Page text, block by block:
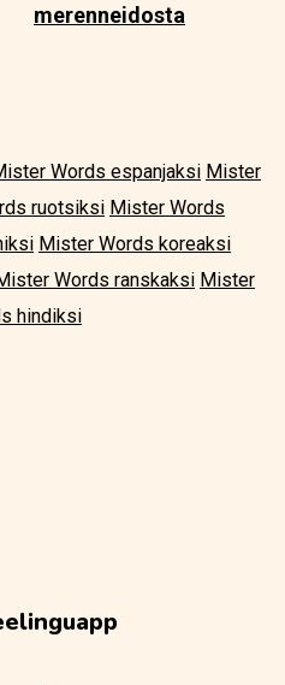
merenneidosta
Words espanjaksi Mister
ruotsiksi Mister Words
Mister Words koreaksi
Words ranskaksi Mister
hindiksi